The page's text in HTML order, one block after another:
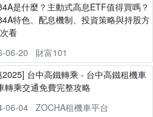
是什麼？主動式高息ETF值得買嗎？
特色、配息機制、投資策略與持股方
看
06-20
財富101
2025] 台中高鐵轉乘 - 台中高鐵租機車
轉乘交通免費完整攻略
06-04
ZOCHA租機車平台